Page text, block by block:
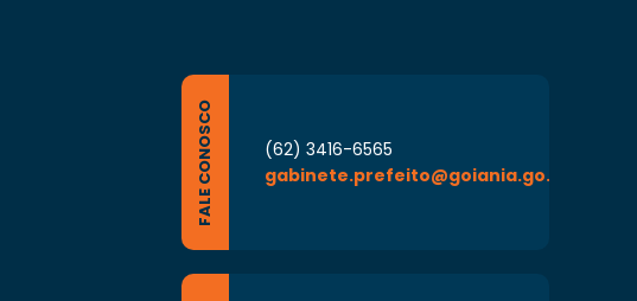
FALE CONOSCO
(62) 3416-6565
gabinete.prefeito@goiania.go.gov.br